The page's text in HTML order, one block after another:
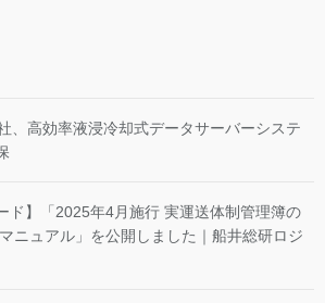
、高効率液浸冷却式データサーバーシステ
ド】「2025年4月施行 実運送体制管理簿の
ニュアル」を公開しました｜船井総研ロジ